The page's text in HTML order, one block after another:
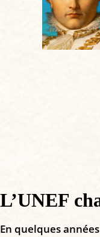
L’UNEF
En quelques